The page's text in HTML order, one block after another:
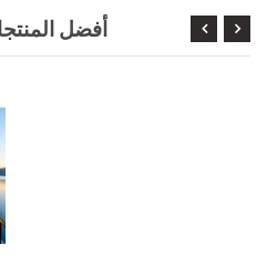
أفضل